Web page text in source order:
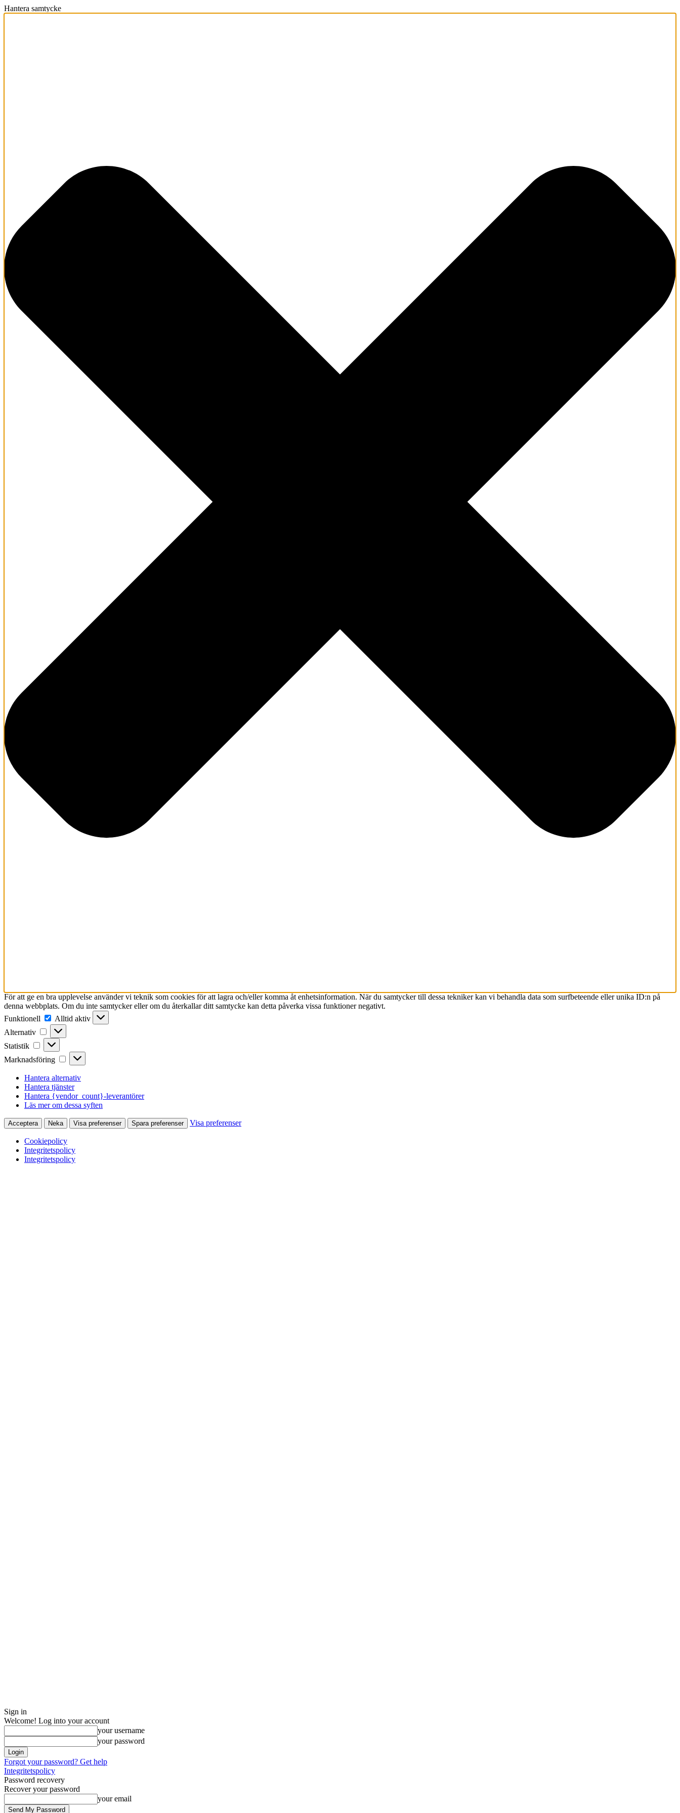
Hantera samtycke
För att ge en bra upplevelse använder vi teknik som cookies för att lagra och/eller komma åt enhetsinformation. När du samtycker till dessa tekniker kan vi behandla data som surfbeteende eller unika ID:n på
denna webbplats. Om du inte samtycker eller om du återkallar ditt samtycke kan detta påverka vissa funktioner negativt.
Funktionell
Funktionell
Alltid aktiv
Alternativ
Alternativ
Statistik Statistik
Marknadsföring Marknadsföring
Hantera alternativ
Hantera tjänster
Hantera {vendor_count}-leverantörer
Läs mer om dessa syften
Acceptera Neka Visa preferenser Spara preferenser Visa preferenser
Cookiepolicy
Integritetspolicy
Integritetspolicy
Sign in
Welcome! Log into your account
your username
your password
Forgot your password? Get help
Integritetspolicy
Password recovery
Recover your password
your email